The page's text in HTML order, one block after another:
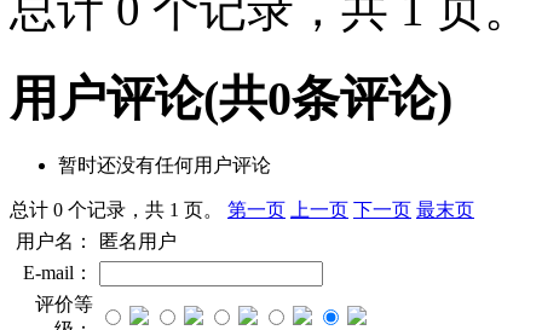
用户评论(共0条评论)
暂时还没有任何用户评论
总计 0 个记录，共 1 页。 第一页 上一页 下一页 最末页
用户名：
匿名用户
E-mail：
评价等